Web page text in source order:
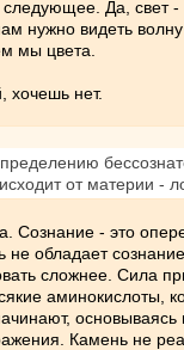
Да, свет -
нужно видеть
мы цвета.
хочешь нет.
от материи -
Сознание - это
не обладает
сложнее. Сила
аминокислоты,
Камень не